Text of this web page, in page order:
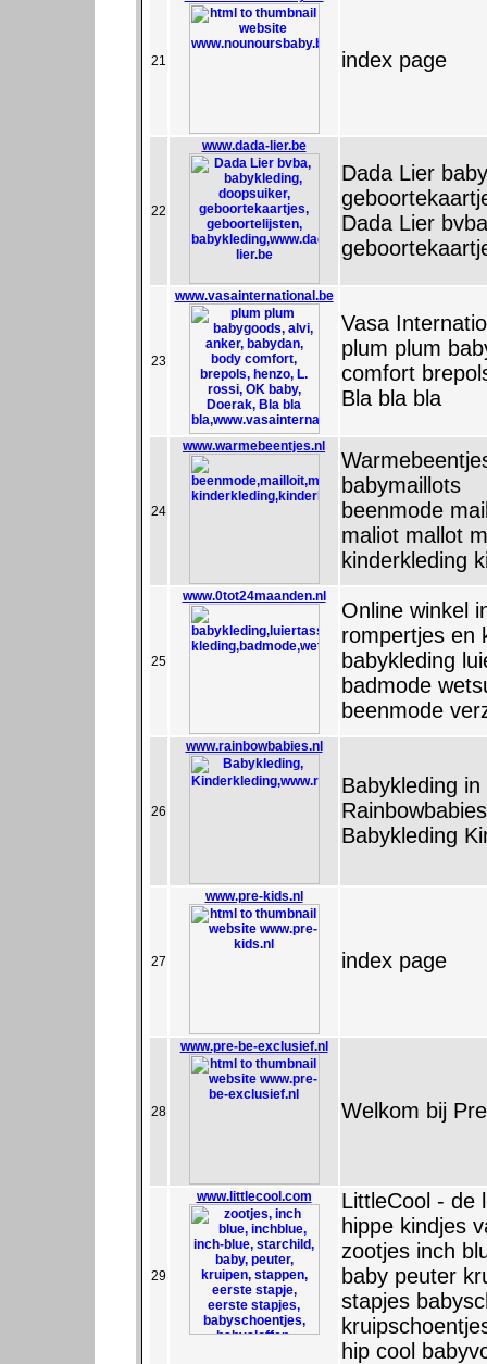
21 index page
22
www.dada-lier.be
Dada Lier
Dada Lier
23
www.vasainternational.be
Vasa
plum plum
comfort
Bla bla bla
24
www.warmebeentjes.nl
babymaillots
beenmode
maliot mallot
kinderkleding
25
www.0tot24maanden.nl
Online winkel
rompertjes en
babykleding
badmode
beenmode
26
www.rainbowbabies.nl
Babykleding
Rainbowbabies
Babykleding
27
www.pre-kids.nl
index page
28
www.pre-be-exclusief.nl
Welkom bij
29
www.littlecool.com
LittleCool - de
hippe kindjes
zootjes inch
baby peuter
stapjes
hip cool